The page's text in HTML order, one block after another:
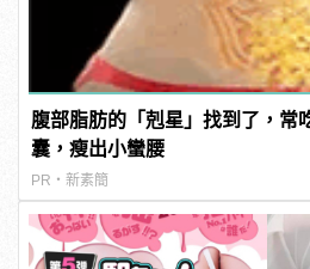
腹部脂肪的「剋星」找到了，常
囊，瘦出小蠻腰
PR・新素簡